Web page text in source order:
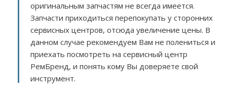
оригинальным запчастям не всегда имеется.
Запчасти приходиться перепокупать у сторонних
сервисных центров, отсюда увеличение цены. В
данном случае рекомендуем Вам не полениться и
приехать посмотреть на сервисный центр
РемБренд, и понять кому Вы доверяете свой
инструмент.